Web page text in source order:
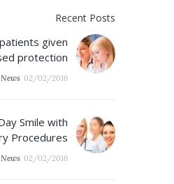
Recent Posts
given
protection
02/02/2016
News
Smile with
Procedures
02/02/2016
News